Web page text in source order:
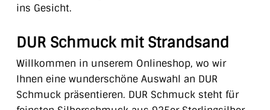
ins Gesicht.
DUR Schmuck mit Strandsand
Willkommen in unserem Onlineshop, wo wir
Ihnen eine wunderschöne Auswahl an DUR
Schmuck präsentieren. DUR Schmuck steht für